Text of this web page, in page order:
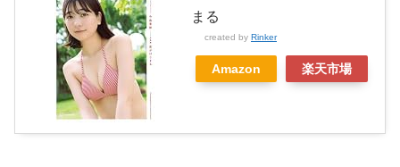
まる
created by Rinker
Amazon 楽天市場